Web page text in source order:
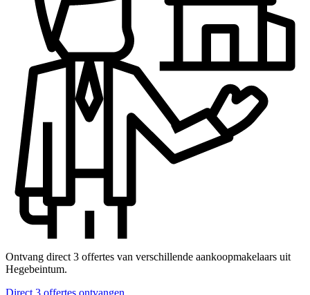
Ontvang direct 3 offertes van verschillende aankoopmakelaars uit
Hegebeintum.